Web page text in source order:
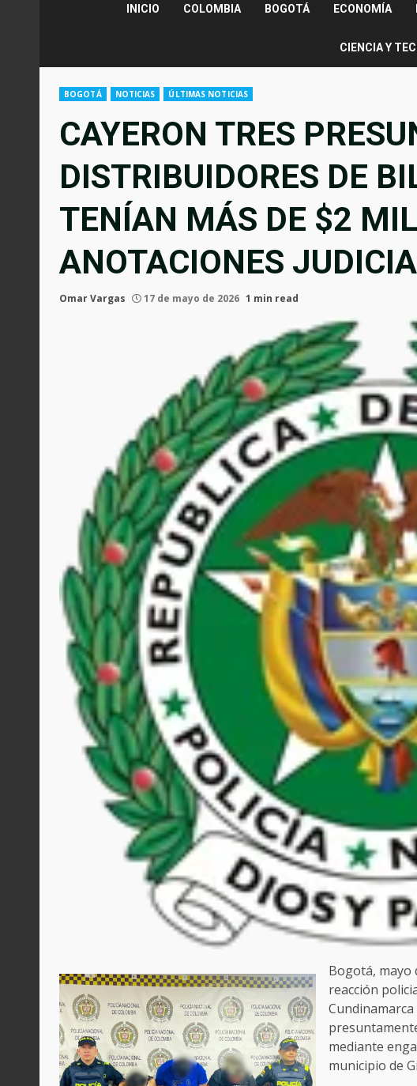
INICIO COLOMBIA BOGOTÁ ECONOMÍA
CIENCIA Y
BOGOTÁ NOTICIAS ÚLTIMAS NOTICIAS
CAYERON TRES
DISTRIBUIDORES DE
TENÍAN MÁS DE $2
ANOTACIONES
Omar Vargas 17 de mayo de 2026 1 min read
Bogotá, mayo
reacción
mediante
municipio de